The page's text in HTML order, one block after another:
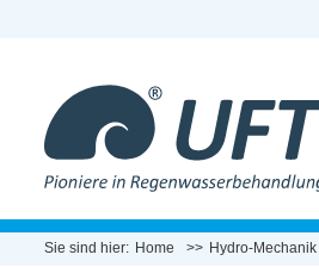
Sie sind hier: Home Hydro-Mechanik